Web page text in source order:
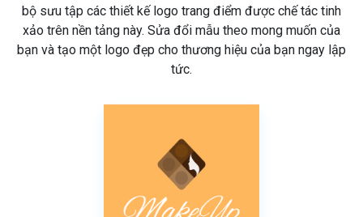
bộ sưu tập các thiết kế logo trang điểm được chế tác tinh
xảo trên nền tảng này. Sửa đổi mẫu theo mong muốn của
bạn và tạo một logo đẹp cho thương hiệu của bạn ngay lập
tức.